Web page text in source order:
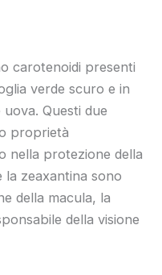
carotenoidi presenti
verde scuro e in
Questi due
proprietà
nella protezione della
la zeaxantina sono
della macula, la
della visione